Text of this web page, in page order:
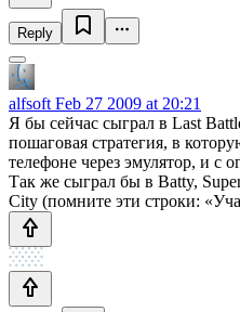
Reply
alfsoft Feb 27 2009 at 20:21
Я бы сейчас сыграл в Last
пошаговая стратегия, в
телефоне через эмулятор, и с
Так же сыграл бы в Batty,
City (помните эти строки: